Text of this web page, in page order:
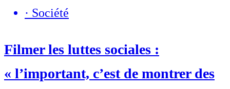
· Société
Filmer les luttes sociales :
« l’important, c’est de montrer des